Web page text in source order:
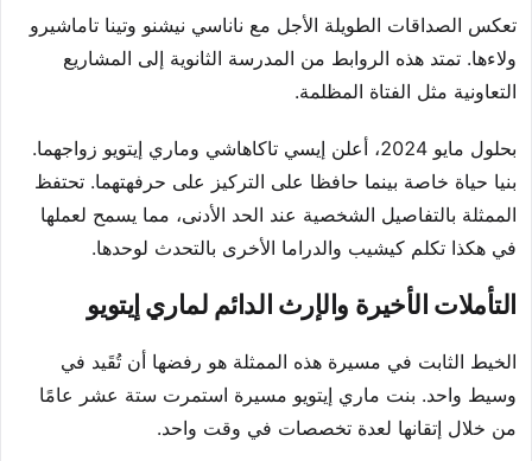
تعكس الصداقات الطويلة الأجل مع ناناسي نيشنو وتينا تاماشيرو
ولاءها. تمتد هذه الروابط من المدرسة الثانوية إلى المشاريع
التعاونية مثل الفتاة المظلمة.
بحلول مايو 2024، أعلن إيسي تاكاهاشي وماري إيتويو زواجهما.
بنيا حياة خاصة بينما حافظا على التركيز على حرفهتهما. تحتفظ
الممثلة بالتفاصيل الشخصية عند الحد الأدنى، مما يسمح لعملها
في هكذا تكلم كيشيب والدراما الأخرى بالتحدث لوحدها.
التأملات الأخيرة والإرث الدائم لماري إيتويو
الخيط الثابت في مسيرة هذه الممثلة هو رفضها أن تُقَيد في
وسيط واحد. بنت ماري إيتويو مسيرة استمرت ستة عشر عامًا
من خلال إتقانها لعدة تخصصات في وقت واحد.